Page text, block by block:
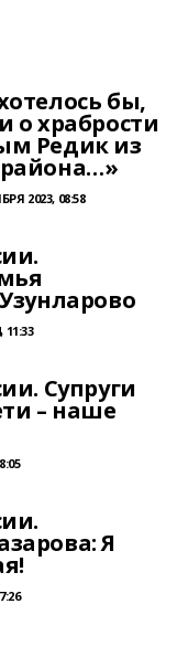
бы,
о храбрости
Редик из
района…»
2023, 08:58
11:33
Супруги
– наше
Я